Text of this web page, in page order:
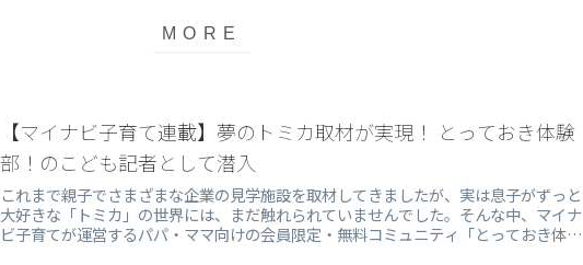
【マイナビ子育て連載】夢のトミカ取材が実現！ とっておき体験
部！のこども記者として潜入
これまで親子でさまざまな企業の見学施設を取材してきましたが、実は息子がずっと
大好きな「トミカ」の世界には、まだ触れられていませんでした。そんな中、マイナ
ビ子育てが運営するパパ・ママ向けの会員限定・無料コミュニティ「とっておき体験